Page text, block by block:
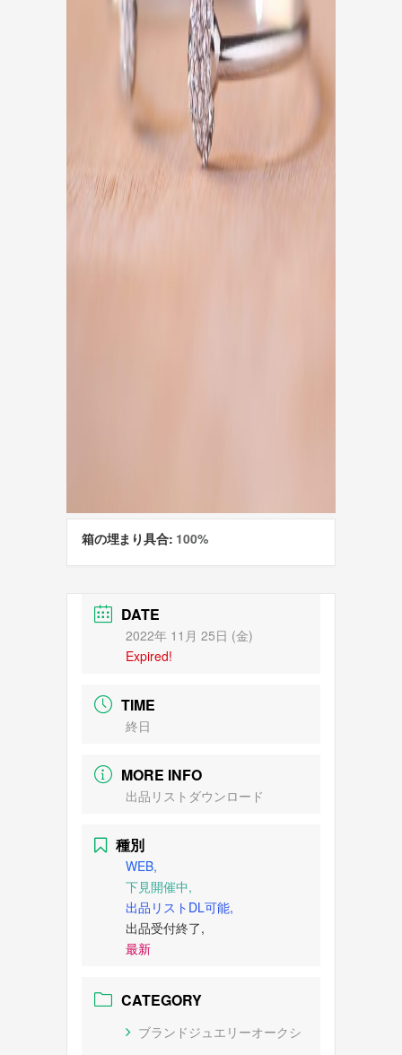
箱の埋まり具合: 100%
DATE
2022年 11月 25日 (金)
Expired!
TIME
終日
MORE INFO
出品リストダウンロード
種別
WEB,
下見開催中,
出品リストDL可能,
出品受付終了,
最新
CATEGORY
ブランドジュエリーオークシ